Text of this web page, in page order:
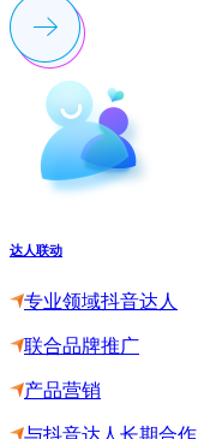
达人联动
专业领域抖音达人
联合品牌推广
产品营销
与抖音达人长期合作